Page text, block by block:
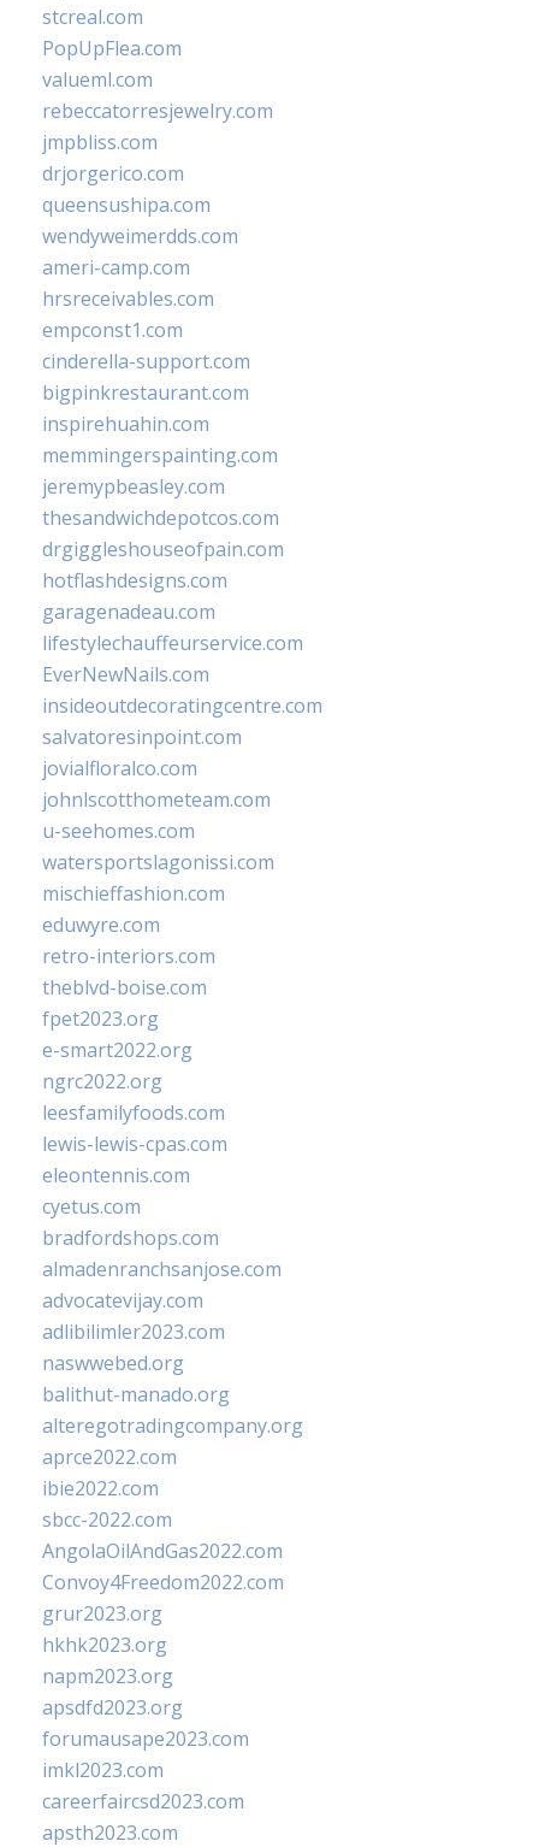
stcreal.com
PopUpFlea.com
valueml.com
rebeccatorresjewelry.com
jmpbliss.com
drjorgerico.com
queensushipa.com
wendyweimerdds.com
ameri-camp.com
hrsreceivables.com
empconst1.com
cinderella-support.com
bigpinkrestaurant.com
inspirehuahin.com
memmingerspainting.com
jeremypbeasley.com
thesandwichdepotcos.com
drgiggleshouseofpain.com
hotflashdesigns.com
garagenadeau.com
lifestylechauffeurservice.com
EverNewNails.com
insideoutdecoratingcentre.com
salvatoresinpoint.com
jovialfloralco.com
johnlscotthometeam.com
u-seehomes.com
watersportslagonissi.com
mischieffashion.com
eduwyre.com
retro-interiors.com
theblvd-boise.com
fpet2023.org
e-smart2022.org
ngrc2022.org
leesfamilyfoods.com
lewis-lewis-cpas.com
eleontennis.com
cyetus.com
bradfordshops.com
almadenranchsanjose.com
advocatevijay.com
adlibilimler2023.com
naswwebed.org
balithut-manado.org
alteregotradingcompany.org
aprce2022.com
ibie2022.com
sbcc-2022.com
AngolaOilAndGas2022.com
Convoy4Freedom2022.com
grur2023.org
hkhk2023.org
napm2023.org
apsdfd2023.org
forumausape2023.com
imkl2023.com
careerfaircsd2023.com
apsth2023.com